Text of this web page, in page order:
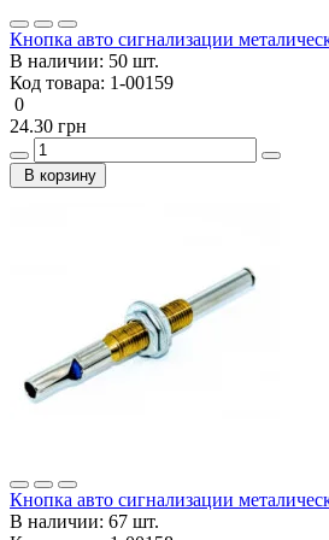
Кнопка авто сигнализации
В наличии: 50 шт.
Код товара: 1-00159
0
24.30 грн
В корзину
Кнопка авто сигнализации
В наличии: 67 шт.